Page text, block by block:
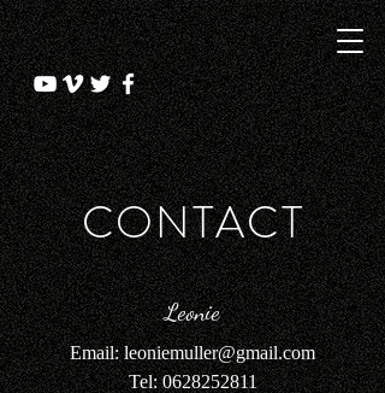
CONTACT
Leonie
Email:leoniemuller@gmail.com
Tel: 0628252811